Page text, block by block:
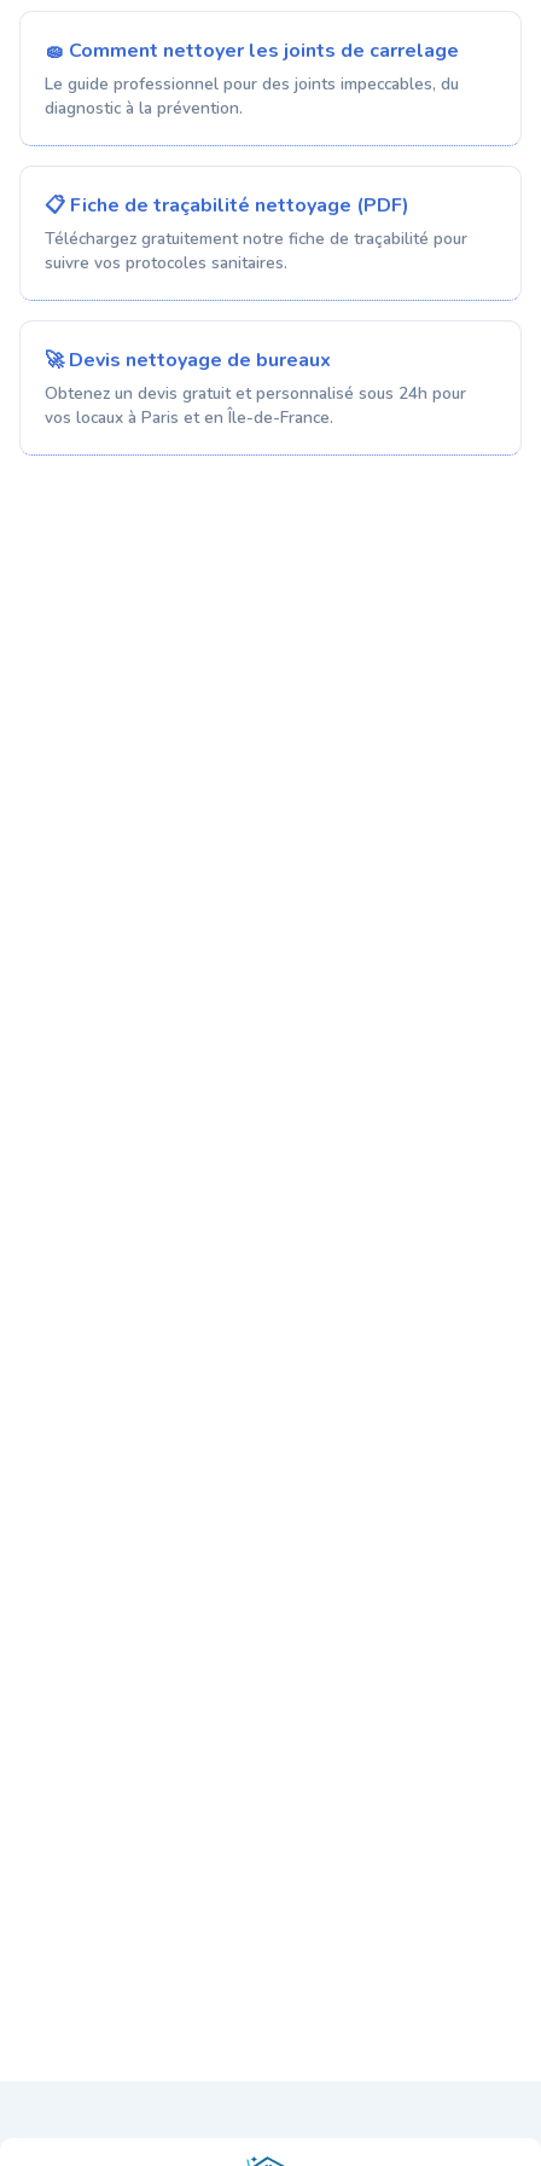
🧽 Comment nettoyer les joints de carrelage
Le guide professionnel pour des joints impeccables, du
diagnostic à la prévention.
📋 Fiche de traçabilité nettoyage (PDF)
Téléchargez gratuitement notre fiche de traçabilité pour
suivre vos protocoles sanitaires.
🚀 Devis nettoyage de bureaux
Obtenez un devis gratuit et personnalisé sous 24h pour
vos locaux à Paris et en Île-de-France.